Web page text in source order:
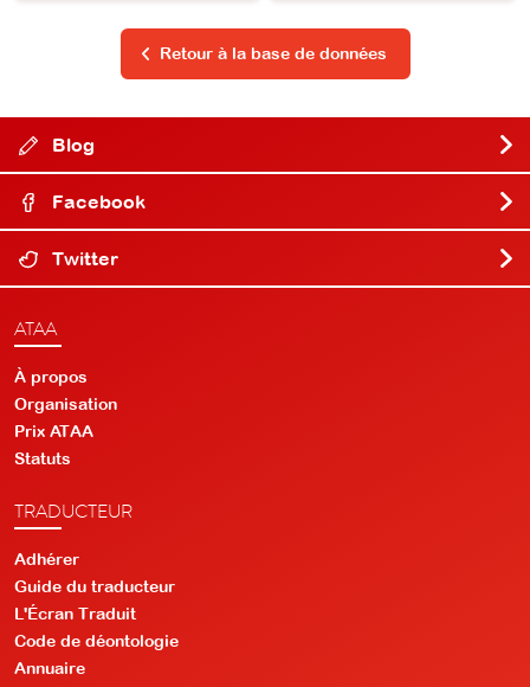
Retour à la base de données
Blog
Facebook
Twitter
ATAA
À propos
Organisation
Prix ATAA
Statuts
TRADUCTEUR
Adhérer
Guide du traducteur
L'Écran Traduit
Code de déontologie
Annuaire